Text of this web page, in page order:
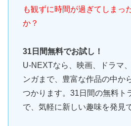
も観ずに時間が過ぎてしまっ
か？
31日間無料でお試し！
U-NEXTなら、映画、ドラマ
ンガまで、豊富な作品の中か
つかります。31日間の無料ト
で、気軽に新しい趣味を発見